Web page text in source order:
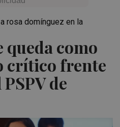
queda como
crítico frente
de
rosa domínguez en la